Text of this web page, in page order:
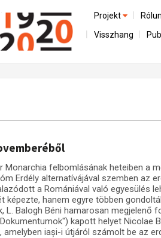
Projekt
Előzmények
Az összeomlás
Utókor és
A
Visszhang
Monarchia felbomlásának heteiben a
Erdély alternatívájával szemben az
a Romániával való egyesülés
képezte, hanem egyre többen
L. Balogh Béni hamarosan megjelenő
kapott helyet Nicolae
amelyben iași-i útjáról számolt be az